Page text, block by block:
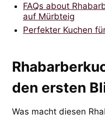
FAQs about
auf Mürbteig
Perfekter Kuchen
den ersten
Was macht diesen